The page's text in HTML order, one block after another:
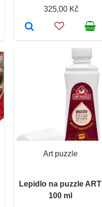
325,00 Kč
Art puzzle
Lepidlo na puzzle ART
100 ml